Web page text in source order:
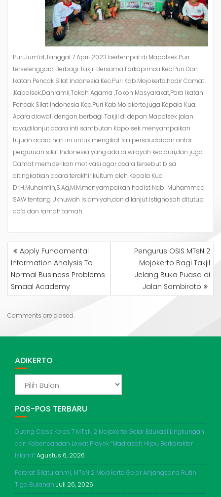
Puri,Jum’at,Tanggal 7 April 2023 bertempat di Mapolsek Puri
terselenggara Berbagi Takjil Bersama Forkopimca Kec.Puri Dan
Ikatan Pencak Silat Indonesia Kec.Puri Kab.Mojokerto,hadir Camat
,Kapolsek,Danramil,Tokoh Agama ,Tokoh Masyarakat,Para Ikatan
Pencak Silat Indonesia Kec.Puri Kab.Mojokerto,juga Kepala Kua.
Acara diawali dengan berbagi Takjil di depan Mapolsek jalan
raya,dilanjut acara inti sambutan Kapolsek menyampaikan
tujuan acara hari ini untuk mengikat tali persaudaraan antar
perguruan silat Indonesia yang ada di wilayah kec.puri,dan juga
Camat memberikan motivasi agar acara tersebut bisa
ditingkatkan acara terakhir kultum oleh Kepala Kua
Dr.H.Muhaimin,S.Ag,M.M,menyampaikan hadist Nabi Muhammad
SAW tentang Ukhuwah Islamiyah,dan dilanjut Istighosah ditutup
do’a dan ramah tamah.
NAVIGASI
POSApply Fundamental
Information Analysis To
Normal Business Problems
Smaal Academy
Pengurus OSIS MTsN 2
Mojokerto Bagi Takjil
Jelang Buka Puasa di
Jalan Sambiroto
Comments are closed.
ADIKERTO
POS-POS TERBARU
Outing Class Kelas 7 MTsN 2 Mojokerto Gelar Edukasi Lingkungan
dan Kebencanaan Lewat Proyek “Madrasah Hijau Berkarakter
Islami”Agustus 6, 2026
Pererat Silaturahmi, MTsN 2 Mojokerto Gelar Anjangsana Rutin
Tiga Bulanan Juli 26, 2026